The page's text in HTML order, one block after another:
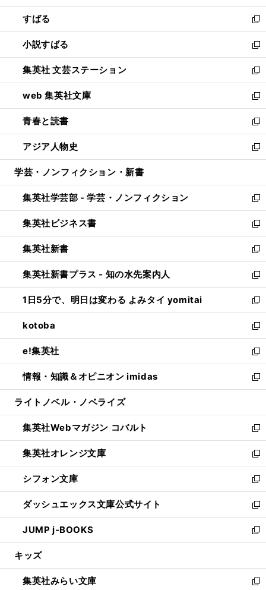
開
く
ウ
で
開
く
ン
ド
ウ
で
開
く
すばる
新
し
い
ウ
ィ
ン
ド
ウ
で
開
く
小説すばる
新
し
い
ウ
ィ
ン
ド
ウ
で
開
集英社 文芸ステーション
新
し
い
ウ
ィ
ン
ド
ウ
開
く
web 集英社文庫
新
し
い
ウ
ィ
ン
ウ
で
開
く
青春と読書
新
し
い
ウ
ン
ド
ウ
で
開
く
アジア人物史
新
し
ウ
ィ
ン
ド
ウ
で
開
く
学芸・ノンフィクション・新書
集英社学芸部 - 学芸・ノンフィクション
新
し
い
ウ
ィ
ン
ド
ウ
で
開
く
集英社ビジネス書
新
し
い
ウ
ィ
ン
ド
ウ
で
開
く
集英社新書
新
し
い
ウ
ィ
ン
ド
ウ
で
開
く
集英社新書プラス - 知の水先案内人
新
し
い
ウ
ィ
ン
ド
ウ
で
開
1日5分で、明日は変わる よみタイ yomitai
新
し
い
ウ
ィ
ン
ド
ウ
開
く
kotoba
新
し
い
ウ
ィ
ン
ウ
で
開
く
e!集英社
新
し
い
ウ
ン
ド
ウ
で
開
く
情報・知識＆オピニオン imidas
新
し
ウ
ィ
ン
ド
ウ
で
開
く
ライトノベル・ノベライズ
集英社Webマガジン コバルト
新
し
い
ウ
ィ
ン
ド
ウ
で
開
集英社オレンジ文庫
新
し
い
ウ
ィ
ン
ド
ウ
開
く
シフォン文庫
新
し
い
ウ
ィ
ン
ウ
で
ダッシュエックス文庫公式サイト
新
し
い
ウ
ン
ド
JUMP j-BOOKS
新
し
ウ
ィ
キッズ
集英社みらい文庫
新